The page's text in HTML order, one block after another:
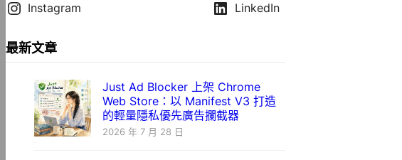
Instagram
LinkedIn
最新文章
Just Ad Blocker 上架 Chrome
Web Store：以 Manifest V3 打造
的輕量隱私優先廣告攔截器
2026 年 7 月 28 日